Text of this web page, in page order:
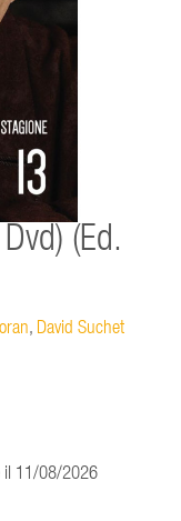
(Ed.
, David Suchet
il 11/08/2026